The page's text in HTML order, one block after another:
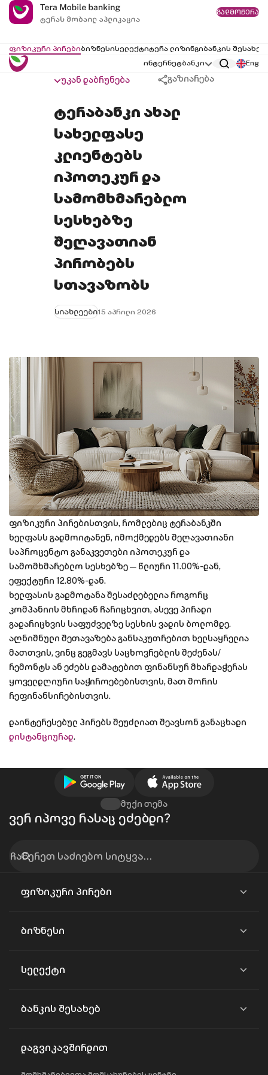
გადმოწერა
ფიზიკური პირებიბიზნესისელექტიტერა ლიზინგიბანკის შესახებ
ინტერნეტბანკი
Eng
უკან დაბრუნება გაზიარება
ტერაბანკი ახალ
სახელფასე
კლიენტებს
იპოთეკურ და
სამომხმარებლო
სესხებზე
შეღავათიან
პირობებს
სთავაზობს
სიახლეები15 აპრილი 2026
ფიზიკური პირებისთვის, რომლებიც ტერაბანკში
ხელფასს გადმოიტანენ, იმოქმედებს შეღავათიანი
საპროცენტო განაკვეთები იპოთეკურ და
სამომხმარებლო სესხებზე — წლიური 11.00%-დან,
ეფექტური 12.80%-დან.
ხელფასის გადმოტანა შესაძლებელია როგორც
კომპანიის მხრიდან ჩარიცხვით, ასევე პირადი
გადარიცხვის საფუძველზე სესხის ვადის ბოლომდე.
აღნიშნული შეთავაზება განსაკუთრებით ხელსაყრელია
მათთვის, ვინც გეგმავს საცხოვრებლის შეძენას/
რემონტს ან ეძებს დამატებით ფინანსურ მხარდაჭერას
ყოველდღიური საჭიროებებისთვის, მათ შორის
რეფინანსირებისთვის.
დაინტერესებულ პირებს შეუძლიათ შეავსონ განაცხადი
დისტანციურად.
ვერ იპოვე რასაც ეძებდი?
მუქი თემა
ფიზიკური პირები
ბიზნესი
სელექტი
ბანკის შესახებ
დაგვიკავშირდით